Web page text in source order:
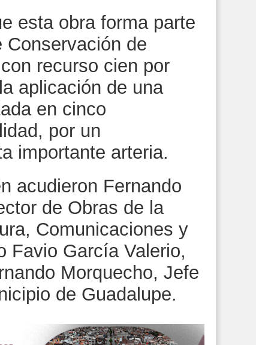
esta obra forma parte
Conservación de
recurso cien por
aplicación de una
en cinco
por un
importante arteria.
acudieron Fernando
de Obras de la
Comunicaciones y
Favio García Valerio,
Morquecho, Jefe
de Guadalupe.